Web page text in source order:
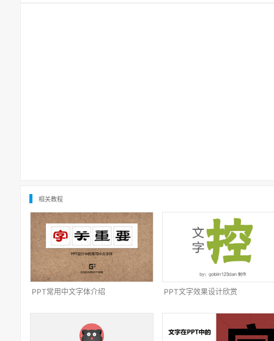
相关教程
PPT常用中文字体介绍 PPT文字效果设计欣赏